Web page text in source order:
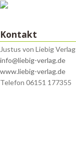
Kontakt
Justus von Liebig Verlag
info@liebig-verlag.de
www.liebig-verlag.de
Telefon 06151 177355